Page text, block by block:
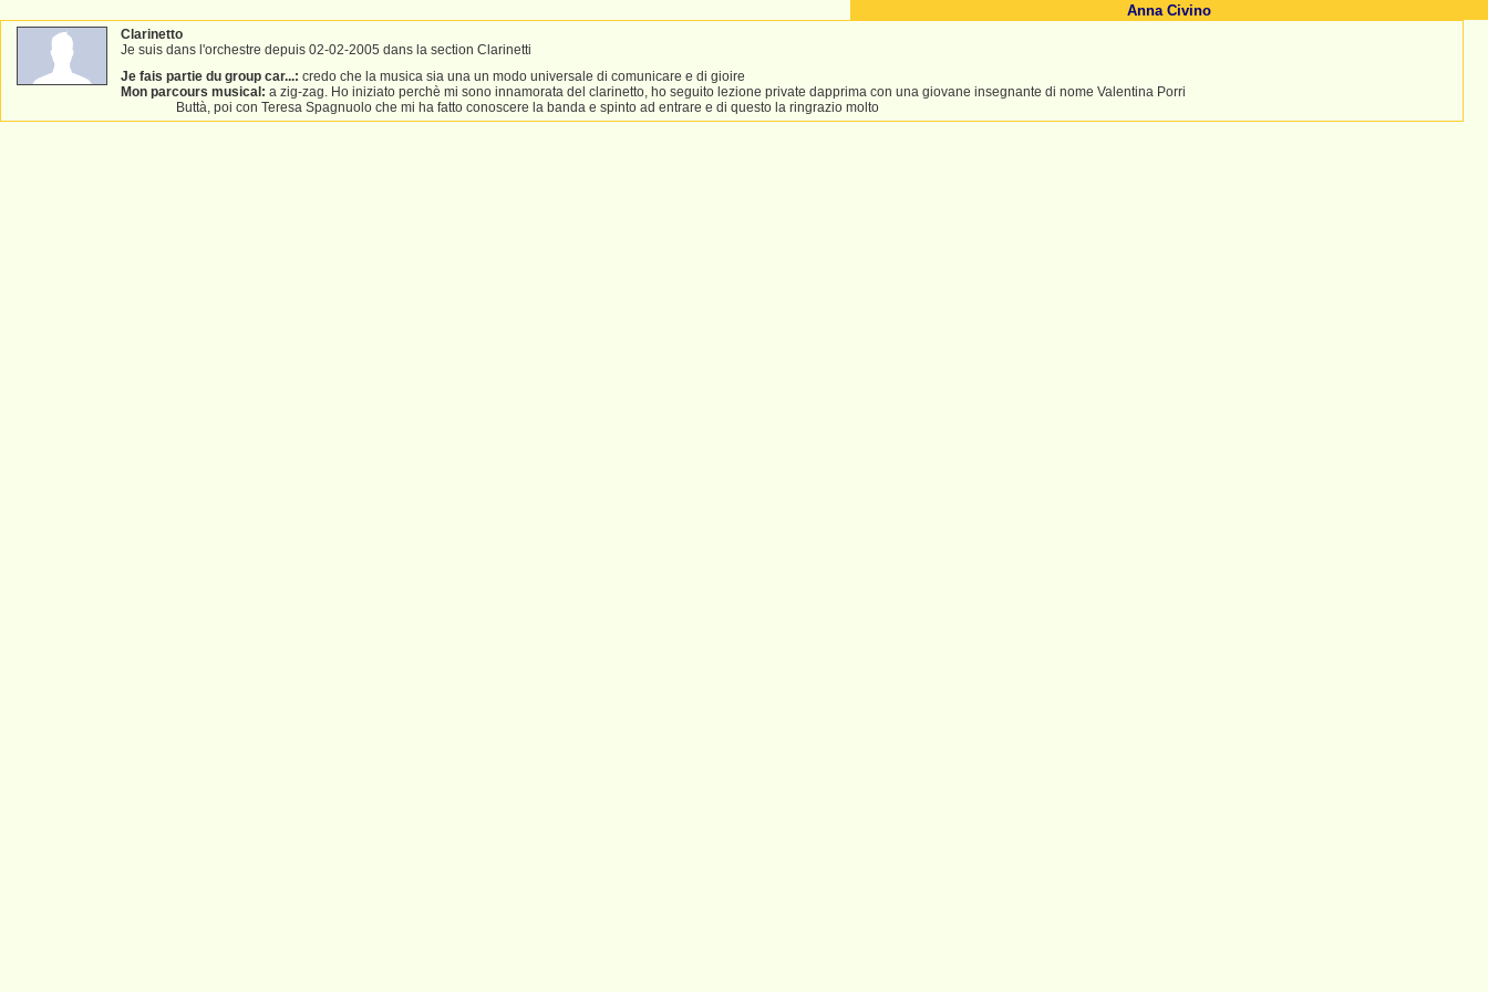
Anna Civino
Clarinetto
Je suis dans l'orchestre depuis 02-02-2005 dans la section Clarinetti
Je fais partie du group car...: credo che la musica sia una un modo universale di comunicare e di gioire
Mon parcours musical: a zig-zag. Ho iniziato perchè mi sono innamorata del clarinetto, ho seguito lezione private dapprima con una giovane insegnante di nome Valentina Porri
Buttà, poi con Teresa Spagnuolo che mi ha fatto conoscere la banda e spinto ad entrare e di questo la ringrazio molto